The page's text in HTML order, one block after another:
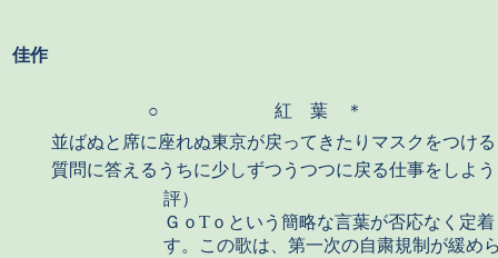
佳作
○
紅 葉 ＊
並ばぬと席に座れぬ東京が戻ってきたりマスクをつける
質問に答えるうちに少しずつうつつに戻る仕事をしよう
評）
ＧｏTｏという簡略な言葉が否応なく定
す。この歌は、第一次の自粛規制が緩め